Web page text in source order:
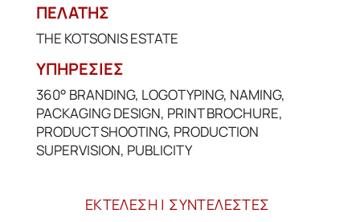
ΠΕΛΑΤΗΣ
THE KOTSONIS ESTATE
ΥΠΗΡΕΣΙΕΣ
360° BRANDING, LOGOTYPING, NAMING,
PACKAGING DESIGN, PRINT BROCHURE,
PRODUCT SHOOTING, PRODUCTION
SUPERVISION, PUBLICITY
ΕΚΤΕΛΕΣΗ | ΣΥΝΤΕΛΕΣΤΕΣ